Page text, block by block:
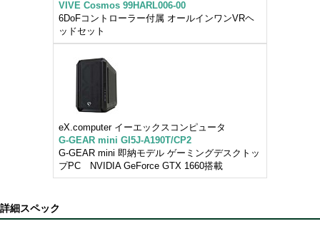
VIVE Cosmos 99HARL006-00
6DoFコントローラー付属 オールインワンVRヘ
ッドセット
eX.computer イーエックスコンピュータ
G-GEAR mini GI5J-A190T/CP2
G-GEAR mini 即納モデル ゲーミングデスクトッ
プPC NVIDIA GeForce GTX 1660搭載
詳細スペック